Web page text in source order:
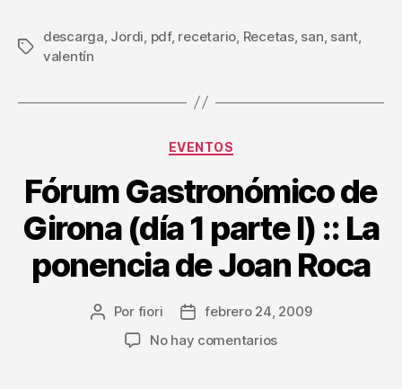
Etiquetas
descarga Jordi pdf, recetario Recetas, san sant
valentín
Categorías
EVENTOS
Fórum Gastronómico de
Girona (día 1 parte I) :: La
ponencia de Joan Roca
Autor
Por fiori
Fecha
la
febrero 24, 2009
No hay comentariosen